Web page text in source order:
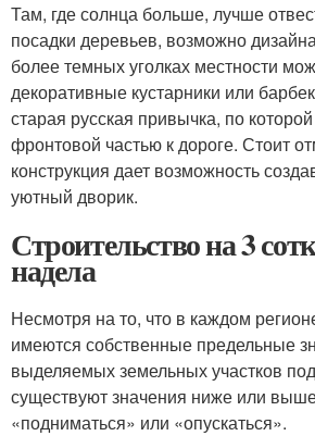
Там, где солнца больше, лучше
посадки деревьев, возможно
более темных уголках местности
декоративные кустарники или
старая русская привычка, по
фронтовой частью к дороге. Стоит
конструкция дает возможность
уютный дворик.
Строительство на 3
надела
Несмотря на то, что в каждом
имеются собственные предельные
выделяемых земельных участков
существуют значения ниже или
«подниматься» или «опускаться».